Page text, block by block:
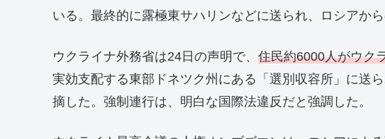
いる。最終的に露極東サハリンなどに送られ、ロシアか
ウクライナ外務省は24日の声明で、 住民約6000人がウク
実効支配する東部ドネツク州にある「選別収容所」に送
摘した。強制連行は、明白な国際法違反だと強調した。